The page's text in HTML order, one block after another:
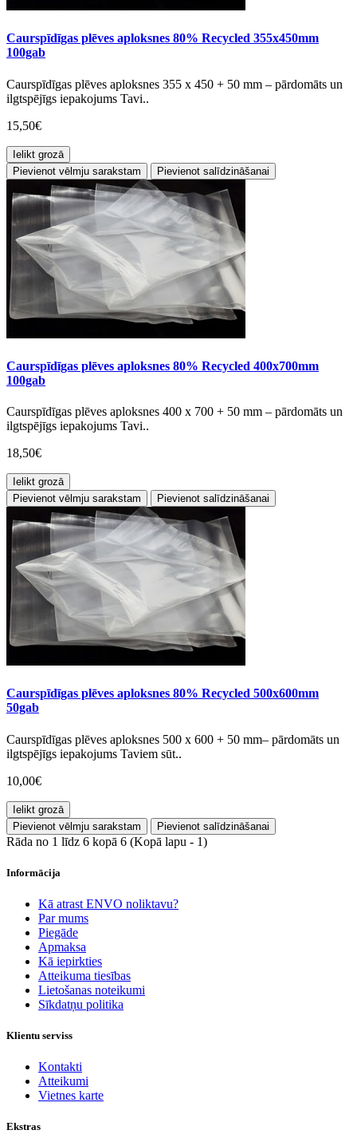
Caurspīdīgas plēves aploksnes 80% Recycled 355x450mm
100gab
Caurspīdīgas plēves aploksnes 355 x 450 + 50 mm – pārdomāts un
ilgtspējīgs iepakojums Tavi..
15,50€
Ielikt grozā
Pievienot vēlmju sarakstam
Pievienot salīdzināšanai
Caurspīdīgas plēves aploksnes 80% Recycled 400x700mm
100gab
Caurspīdīgas plēves aploksnes 400 x 700 + 50 mm – pārdomāts un
ilgtspējīgs iepakojums Tavi..
18,50€
Ielikt grozā
Pievienot vēlmju sarakstam
Pievienot salīdzināšanai
Caurspīdīgas plēves aploksnes 80% Recycled 500x600mm
50gab
Caurspīdīgas plēves aploksnes 500 x 600 + 50 mm– pārdomāts un
ilgtspējīgs iepakojums Taviem sūt..
10,00€
Ielikt grozā
Pievienot vēlmju sarakstam
Pievienot salīdzināšanai
Rāda no 1 līdz 6 kopā 6 (Kopā lapu - 1)
Informācija
Kā atrast ENVO noliktavu?
Par mums
Piegāde
Apmaksa
Kā iepirkties
Atteikuma tiesības
Lietošanas noteikumi
Sīkdatņu politika
Klientu serviss
Kontakti
Atteikumi
Vietnes karte
Ekstras